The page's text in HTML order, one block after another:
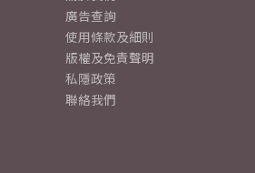
廣告查詢
使用條款及細則
版權及免責聲明
私隱政策
聯絡我們